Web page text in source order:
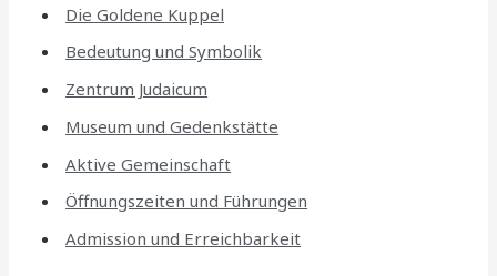
Die Goldene Kuppel
Bedeutung und Symbolik
Zentrum Judaicum
Museum und Gedenkstätte
Aktive Gemeinschaft
Öffnungszeiten und Führungen
Admission und Erreichbarkeit